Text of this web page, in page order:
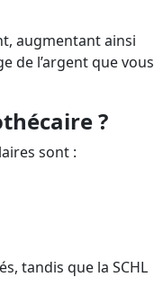
augmentant ainsi
de l’argent que vous
?
sont :
tandis que la SCHL